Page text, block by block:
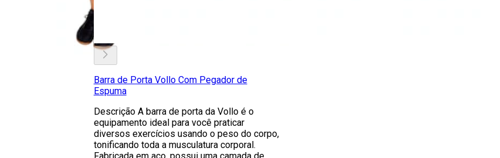
Barra de Porta Vollo Com Pegador de
Espuma
Descrição A barra de porta da Vollo é o
equipamento ideal para você praticar
diversos exercícios usando o peso do corpo,
tonificando toda a musculatura corporal.